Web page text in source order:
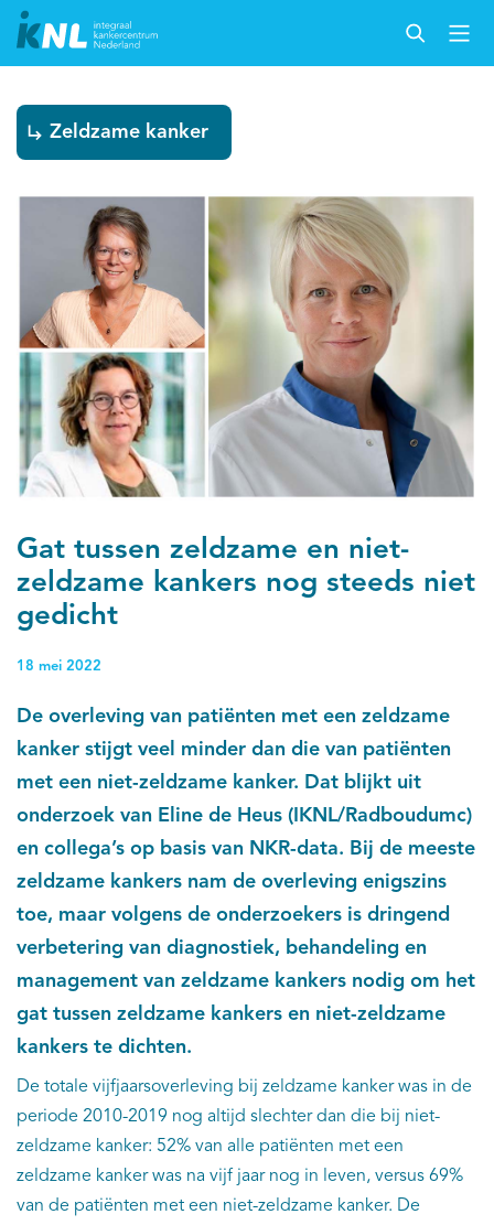
Gat tussen zeldzame en niet-
zeldzame kankers nog steeds niet
gedicht
18 mei 2022
De overleving van patiënten met een zeldzame
kanker stijgt veel minder dan die van patiënten
met een niet-zeldzame kanker. Dat blijkt uit
onderzoek van Eline de Heus (IKNL/Radboudumc)
en collega’s op basis van NKR-data. Bij de meeste
zeldzame kankers nam de overleving enigszins
toe, maar volgens de onderzoekers is dringend
verbetering van diagnostiek, behandeling en
management van zeldzame kankers nodig om het
gat tussen zeldzame kankers en niet-zeldzame
kankers te dichten.
De totale vijfjaarsoverleving bij zeldzame kanker was in de
periode 2010-2019 nog altijd slechter dan die bij niet-
zeldzame kanker: 52% van alle patiënten met een
zeldzame kanker was na vijf jaar nog in leven, versus 69%
van de patiënten met een niet-zeldzame kanker. De
Zeldzame kanker